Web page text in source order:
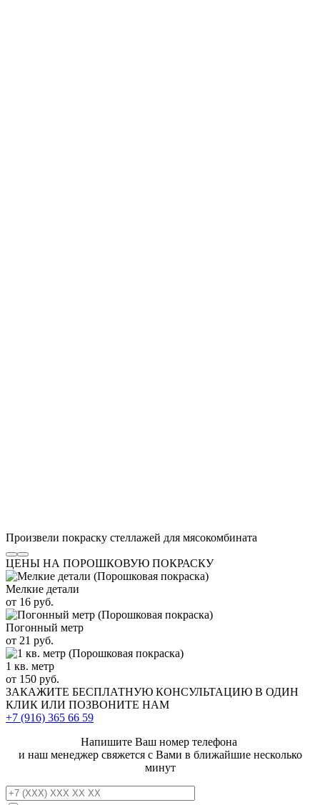
Произвели покраску стеллажей для мясокомбината
ЦЕНЫ НА ПОРОШКОВУЮ ПОКРАСКУ
Мелкие детали
от 16 руб.
Погонный метр
от 21 руб.
1 кв. метр
от 150 руб.
ЗАКАЖИТЕ БЕСПЛАТНУЮ КОНСУЛЬТАЦИЮ В ОДИН
КЛИК ИЛИ ПОЗВОНИТЕ НАМ
+7 (916) 365 66 59
Напишите Ваш номер телефона
и наш менеджер свяжется с Вами в ближайшие несколько
минут